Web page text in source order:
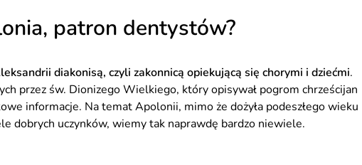
patron dentystów?
diakonisą, czyli zakonnicą opiekującą się chorymi i dziećmi.
przez św. Dionizego Wielkiego, który opisywał pogrom chrześcijan
informacje. Na temat Apolonii, mimo że dożyła podeszłego wieku
dobrych uczynków, wiemy tak naprawdę bardzo niewiele.